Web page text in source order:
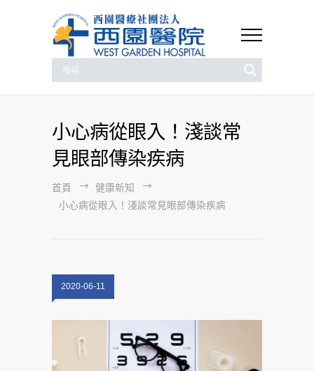
小心病從眼入！淺談常
見眼部傳染疾病
首頁
健康新知
小心病從眼入！淺談常見眼部傳染疾病
2020-06-11